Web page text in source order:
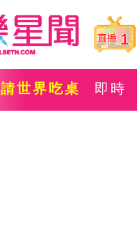
1
請世界吃桌 即時